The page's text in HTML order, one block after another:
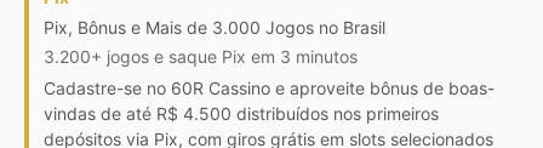
Pix, Bônus e Mais de 3.000 Jogos no Brasil
3.200+ jogos e saque Pix em 3 minutos
Cadastre-se no 60R Cassino e aproveite bônus de boas-
vindas de até R$ 4.500 distribuídos nos primeiros
depósitos via Pix, com giros grátis em slots selecionados